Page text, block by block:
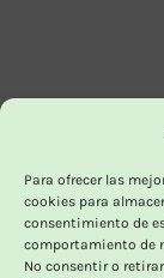
Para ofrecer las
cookies para
consentimiento de
comportamiento de
No consentir o